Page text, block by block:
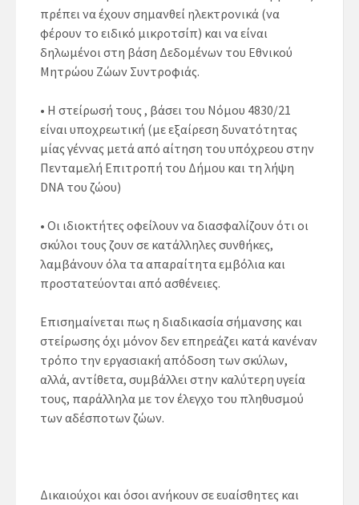
πρέπει να έχουν σημανθεί ηλεκτρονικά (να
φέρουν το ειδικό μικροτσίπ) και να είναι
δηλωμένοι στη βάση Δεδομένων του Εθνικού
Μητρώου Ζώων Συντροφιάς.
• Η στείρωσή τους , βάσει του Νόμου 4830/21
είναι υποχρεωτική (με εξαίρεση δυνατότητας
μίας γέννας μετά από αίτηση του υπόχρεου στην
Πενταμελή Επιτροπή του Δήμου και τη λήψη
DNA του ζώου)
• Οι ιδιοκτήτες οφείλουν να διασφαλίζουν ότι οι
σκύλοι τους ζουν σε κατάλληλες συνθήκες,
λαμβάνουν όλα τα απαραίτητα εμβόλια και
προστατεύονται από ασθένειες.
Επισημαίνεται πως η διαδικασία σήμανσης και
στείρωσης όχι μόνον δεν επηρεάζει κατά κανέναν
τρόπο την εργασιακή απόδοση των σκύλων,
αλλά, αντίθετα, συμβάλλει στην καλύτερη υγεία
τους, παράλληλα με τον έλεγχο του πληθυσμού
των αδέσποτων ζώων.
Δικαιούχοι και όσοι ανήκουν σε ευαίσθητες και